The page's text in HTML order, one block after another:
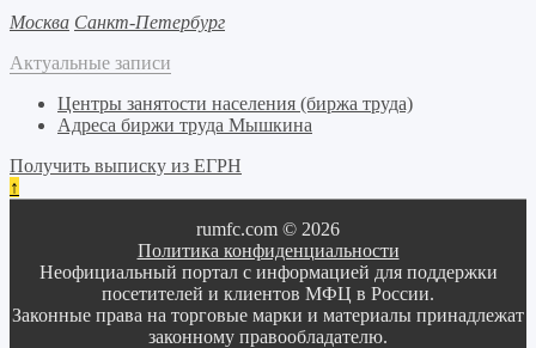
Москва Санкт-Петербург
Актуальные записи
Центры занятости населения (биржа труда)
Адреса биржи труда Мышкина
Получить выписку из ЕГРН
↑
rumfc.com © 2026
Политика конфиденциальности
Неофициальный портал с информацией для поддержки
посетителей и клиентов МФЦ в России.
Законные права на торговые марки и материалы принадлежат
законному правообладателю.